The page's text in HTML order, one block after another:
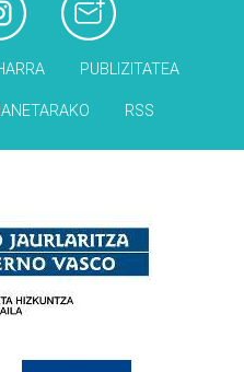
PUBLIZITATEA
RSS